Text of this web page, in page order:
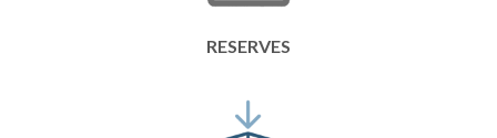
RESERVES